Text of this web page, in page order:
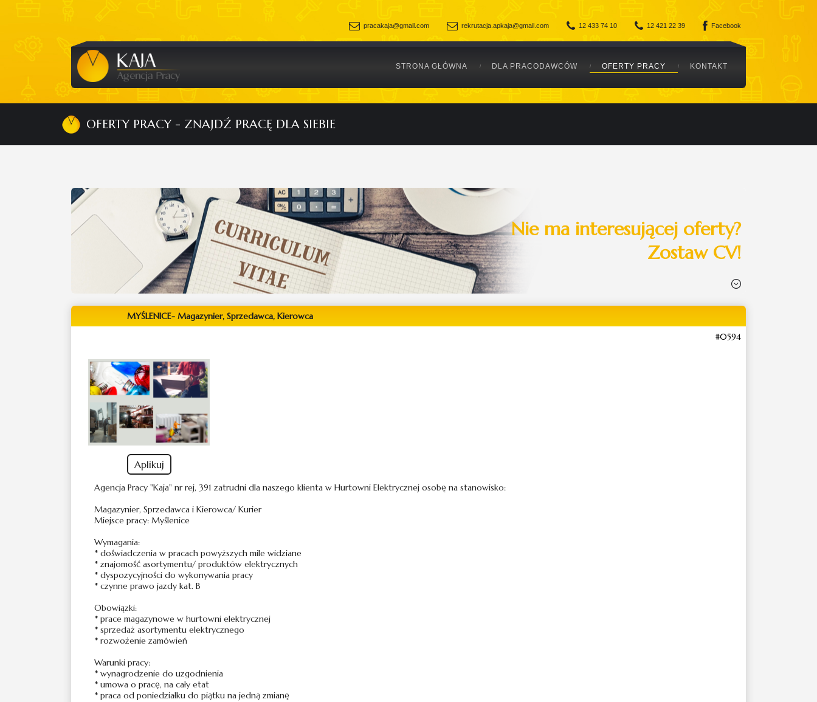
pracakaja@gmail.com rekrutacja.apkaja@gmail.com 12 433 74 10 12 421 22 39 Facebook
STRONA GŁÓWNA DLA PRACODAWCÓW OFERTY PRACY KONTAKT
OFERTY PRACY - ZNAJDŹ PRACĘ DLA SIEBIE
Nie ma interesującej oferty?
Zostaw CV!
MYŚLENICE- Magazynier, Sprzedawca, Kierowca
#0594
Aplikuj
Agencja Pracy "Kaja" nr rej, 391 zatrudni dla naszego klienta w Hurtowni Elektrycznej osobę na stanowisko:
Magazynier, Sprzedawca i Kierowca/ Kurier
Miejsce pracy: Myślenice
Wymagania:
* doświadczenia w pracach powyższych mile widziane
* znajomość asortymentu/ produktów elektrycznych
* dyspozycyjności do wykonywania pracy
* czynne prawo jazdy kat. B
Obowiązki:
* prace magazynowe w hurtowni elektrycznej
* sprzedaż asortymentu elektrycznego
* rozwożenie zamówień
Warunki pracy:
* wynagrodzenie do uzgodnienia
* umowa o pracę, na cały etat
* praca od poniedziałku do piątku na jedną zmianę